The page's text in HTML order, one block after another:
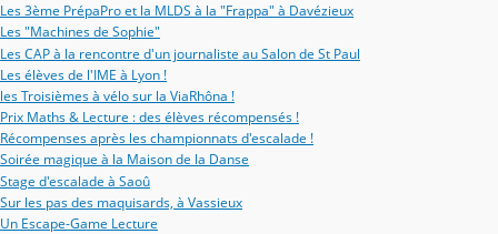
Les 3ème PrépaPro et la MLDS à la "Frappa" à Davézieux
Les "Machines de Sophie"
Les CAP à la rencontre d'un journaliste au Salon de St Paul
Les élèves de l'IME à Lyon !
les Troisièmes à vélo sur la ViaRhôna !
Prix Maths & Lecture : des élèves récompensés !
Récompenses après les championnats d'escalade !
Soirée magique à la Maison de la Danse
Stage d'escalade à Saoû
Sur les pas des maquisards, à Vassieux
Un Escape-Game Lecture